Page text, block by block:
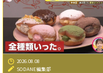
2026.08.08
SODANE編集部